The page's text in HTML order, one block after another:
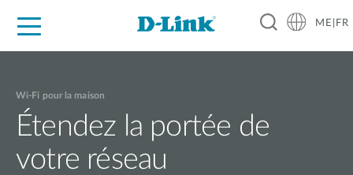
ME|FR
Wi-Fi pour la maison
Étendez la portée de
votre réseau